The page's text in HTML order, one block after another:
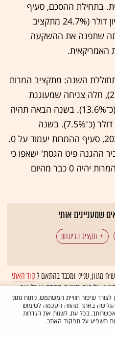
בתחילת ההסכם, סעיף
ההמרות עמד על 815.3 מיליון דולר (24.7% מתקציב
שתפנה את ההשקעה
האמריקאית.
השנה: מתקציב המרות
של 725.3 מיליון דולר (21.9%), חלה צניחה שמעוגנת
בהסכם ל־450.3 מיליון דולר (כ־13.6%). בשנה הבאה תהיה
צניחה נוספת ל־250.3 מיליון דולר (כ־7.5%). בשנה
האחרונה למזכר ההבנות, 2028, סעיף ההמרות יעמוד על 0.
ההגנה פיט הגסת' ישאפו כי
במזכר ההבנות הבא סעיף ההמרות יהיה 0 כבר מהיום
שמעניינים אותי
תקציב הביטחון
מגוון, ענייני ומכבד בהתאם לקוד האתי
אלימות, גזענות, הסתה או כל שיח
ולא יפורסמו באתר.
האתר עושה שימוש בעוגיות (Cookies) לצורך שיפור חוויית המשתמש, ניתוח נתוני
באתר מהווה הסכמה לשימוש
בכל עת, לשנות את הגדרות
תשפיע על תפקוד האתר.